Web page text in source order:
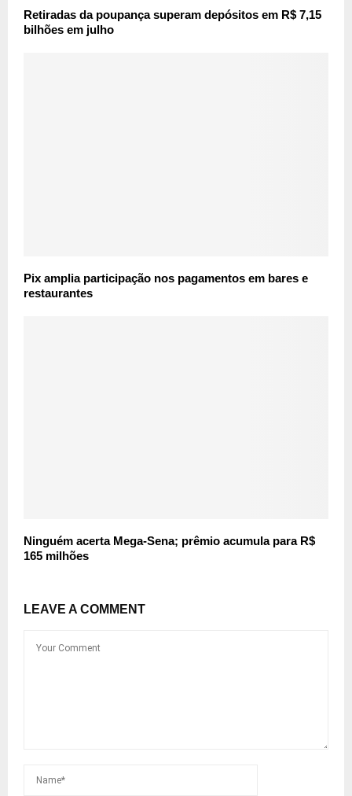
Retiradas da poupança superam depósitos em R$ 7,15
bilhões em julho
Pix amplia participação nos pagamentos em bares e
restaurantes
Ninguém acerta Mega-Sena; prêmio acumula para R$
165 milhões
LEAVE A COMMENT